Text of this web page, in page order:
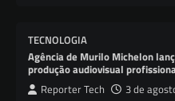
TECNOLOGIA
Agência de Murilo Michelon
produção audiovisual
Reporter Tech 3 de